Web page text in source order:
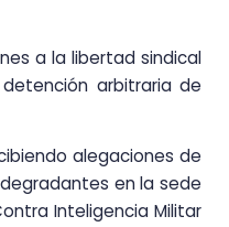
a la libertad sindical
arbitraria de
alegaciones de
en la sede
Inteligencia Militar